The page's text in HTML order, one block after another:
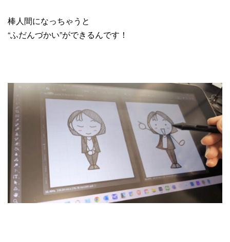
棒人間になっちゃうと
“ふだんづかい”ができるんです！